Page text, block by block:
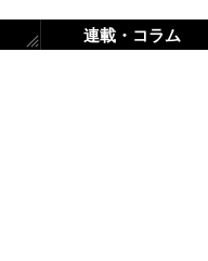
連載・コラム